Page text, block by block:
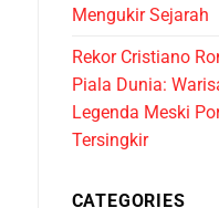
Mengukir Sejarah
Rekor Cristiano
Piala Dunia:
Legenda Meski
Tersingkir
CATEGORIES